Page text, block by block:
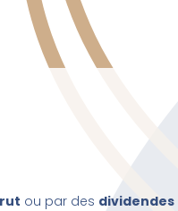
ou par des dividendes